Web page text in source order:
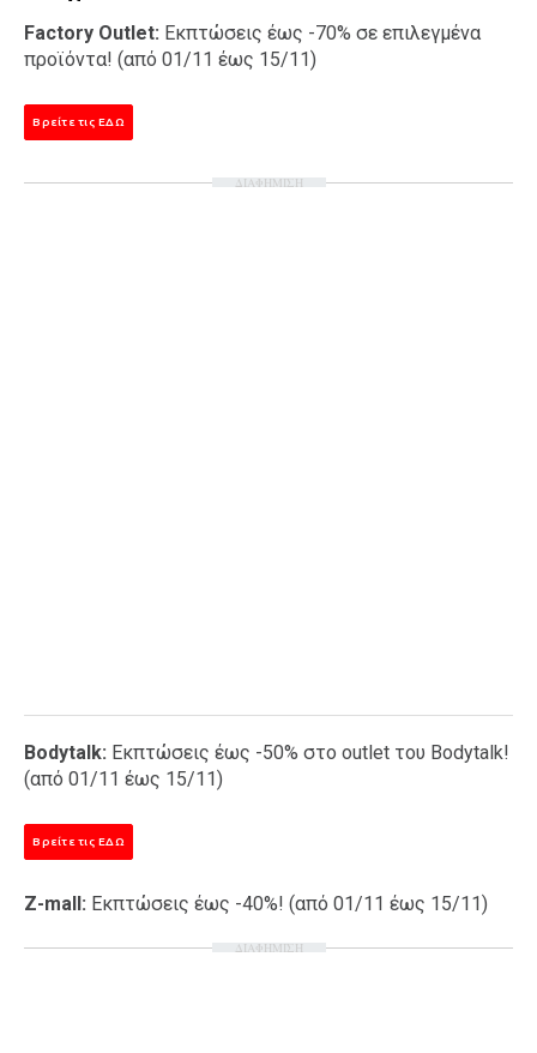
Factory Outlet: Εκπτώσεις έως -70% σε επιλεγμένα
προϊόντα! (από 01/11 έως 15/11)
Βρείτε τις ΕΔΩ
ΔΙΑΦΗΜΙΣΗ
Bodytalk: Εκπτώσεις έως -50% στο outlet του Bodytalk!
(από 01/11 έως 15/11)
Βρείτε τις ΕΔΩ
Z-mall: Εκπτώσεις έως -40%! (από 01/11 έως 15/11)
ΔΙΑΦΗΜΙΣΗ